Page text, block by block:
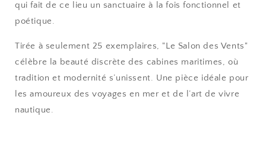
qui fait de ce lieu un sanctuaire à la fois fonctionnel et
poétique.
Tirée à seulement 25 exemplaires, "Le Salon des Vents"
célèbre la beauté discrète des cabines maritimes, où
tradition et modernité s’unissent. Une pièce idéale pour
les amoureux des voyages en mer et de l’art de vivre
nautique.